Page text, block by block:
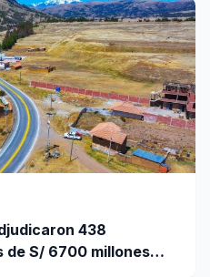
438
de S/ 6700 millones